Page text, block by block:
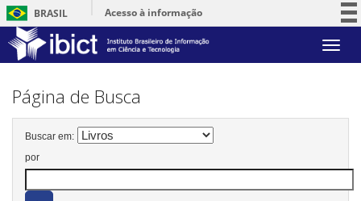
BRASIL
Acesso à informação
Serviços
Skip
Página de Busca
Buscar em:
por